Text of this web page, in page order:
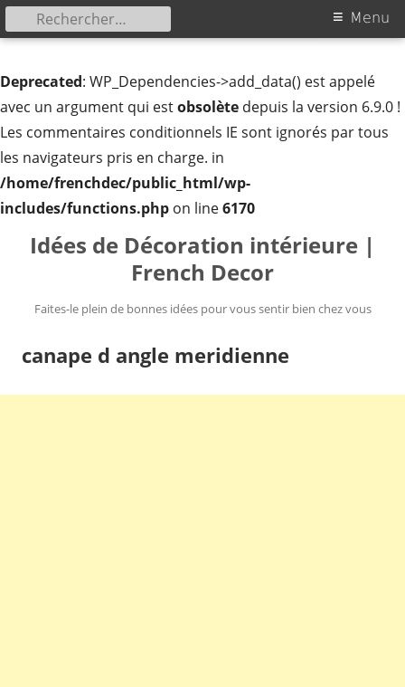
Deprecated: WP_Dependencies->add_data() est appelé
avec un argument qui estobsolète depuis la version 6.9.0 !
Les commentaires conditionnels IE sont ignorés par tous
les navigateurs pris en charge. in
/home/frenchdec/public_html/wp-
includes/functions.php on line6170
Idées de Décoration intérieure |
French Decor
Faites-le plein de bonnes idées pour vous sentir bien chez vous
Menu
Menu
Rechercher :
canape d angle meridienne